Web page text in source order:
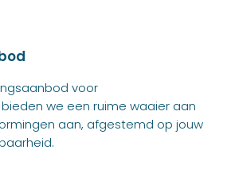
voor
we een ruime waaier aan
aan, afgestemd op jouw